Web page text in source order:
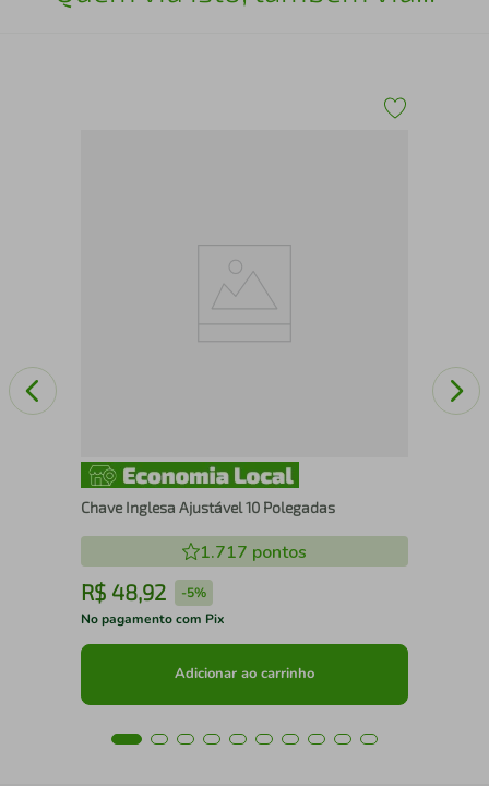
Chave Inglesa Ajustável 10 Polegadas
1.717 pontos
R$ 48,92 -5%
No pagamento com Pix
Adicionar ao carrinho